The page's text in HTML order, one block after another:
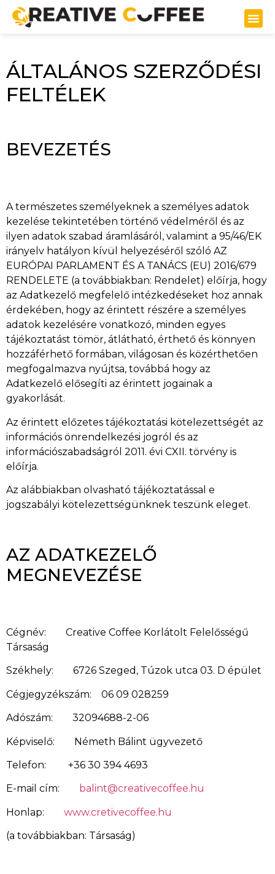
ÁLTALÁNOS SZERZŐDÉSI
FELTÉLEK
BEVEZETÉS
A természetes személyeknek a személyes adatok
kezelése tekintetében történő védelméről és az
ilyen adatok szabad áramlásáról, valamint a 95/46/EK
irányelv hatályon kívül helyezéséről szóló AZ
EURÓPAI PARLAMENT ÉS A TANÁCS (EU) 2016/679
RENDELETE (a továbbiakban: Rendelet) előírja, hogy
az Adatkezelő megfelelő intézkedéseket hoz annak
érdekében, hogy az érintett részére a személyes
adatok kezelésére vonatkozó, minden egyes
tájékoztatást tömör, átlátható, érthető és könnyen
hozzáférhető formában, világosan és közérthetően
megfogalmazva nyújtsa, továbbá hogy az
Adatkezelő elősegíti az érintett jogainak a
gyakorlását.
Az érintett előzetes tájékoztatási kötelezettségét az
információs önrendelkezési jogról és az
információszabadságról 2011. évi CXII. törvény is
előírja.
Az alábbiakban olvasható tájékoztatással e
jogszabályi kötelezettségünknek teszünk eleget.
AZ ADATKEZELŐ
MEGNEVEZÉSE
Cégnév: Creative Coffee Korlátolt Felelősségű
Társaság
Székhely: 6726 Szeged, Túzok utca 03. D épület
Cégjegyzékszám: 06 09 028259
Adószám: 32094688-2-06
Képviselő: Németh Bálint ügyvezető
Telefon: +36 30 394 4693
E-mail cím: balint@creativecoffee.hu
Honlap: www.cretivecoffee.hu
(a továbbiakban: Társaság)